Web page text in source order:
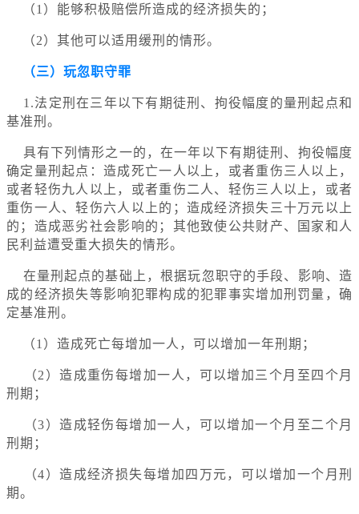
（1）能够积极赔偿所造成的经济损失的；
（2）其他可以适用缓刑的情形。
（三）玩忽职守罪
1.法定刑在三年以下有期徒刑、拘役幅度的量刑起点和
基准刑。
具有下列情形之一的，在一年以下有期徒刑、拘役幅度
确定量刑起点：造成死亡一人以上，或者重伤三人以上，
或者轻伤九人以上，或者重伤二人、轻伤三人以上，或者
重伤一人、轻伤六人以上的；造成经济损失三十万元以上
的；造成恶劣社会影响的；
其他致使公共财产、国家和人
民利益遭受重大损失的情形。
在量刑起点的基础上，根据玩忽职守的手段、影响、造
成的经济损失等影响犯罪构成的犯罪事实增加刑罚量，确
定基准刑。
（1）造成死亡每增加一人，可以增加一年刑期；
（2）造成重伤每增加一人，可以增加三个月至四个月
刑期；
（3）造成轻伤每增加一人，可以增加一个月至二个月
刑期；
（4）造成经济损失每增加四万元，可以增加一个月刑
期。